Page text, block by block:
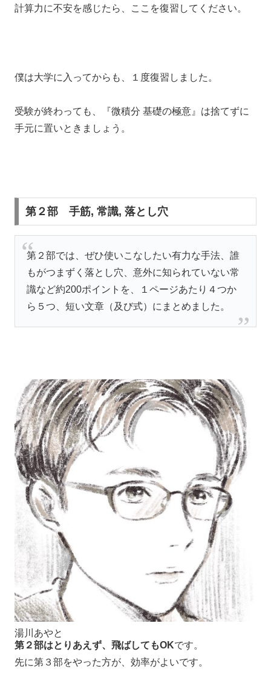
計算力に不安を感じたら、ここを復習してください。
僕は大学に入ってからも、１度復習しました。
受験が終わっても、『微積分 基礎の極意』は捨てずに
手元に置いときましょう。
第２部 手筋, 常識, 落とし穴
第２部では、ぜひ使いこなしたい有力な手法、誰
もがつまずく落とし穴、意外に知られていない常
識など約200ポイントを、１ページあたり４つか
ら５つ、短い文章（及び式）にまとめました。
湯川あやと
第２部はとりあえず、飛ばしてもOKです。
先に第３部をやった方が、効率がよいです。